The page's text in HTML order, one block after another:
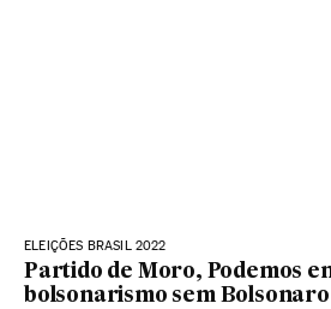
ELEIÇÕES BRASIL 2022
Partido de Moro, Podemos
bolsonarismo sem Bolsonaro